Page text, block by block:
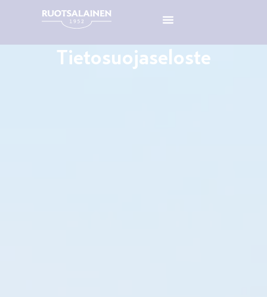
Tietosuojaseloste